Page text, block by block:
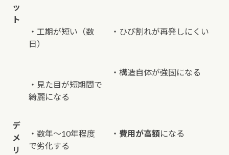
ッ
ト
・工期が短い（数
日）
・見た目が短期間で
綺麗になる
・ひび割れが再発しにくい
・構造自体が強固になる
デ
メ
リ
・数年〜10年程度
で劣化する
・ 費用が高額になる